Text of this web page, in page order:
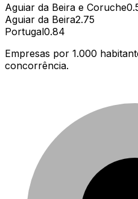
Aguiar da Beira e Coruche
Aguiar da Beira2.75
Portugal0.84
Empresas por 1.000
concorrência.